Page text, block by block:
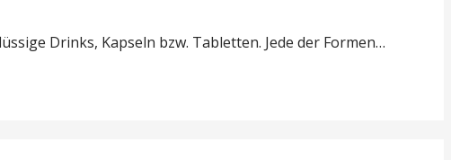
Drinks, Kapseln bzw. Tabletten. Jede der Formen…